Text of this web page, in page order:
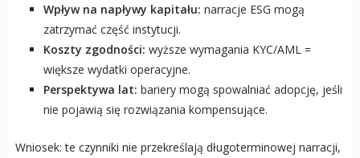
Wpływ na napływy kapitału: narracje ESG mogą
zatrzymać część instytucji.
Koszty zgodności: wyższe wymagania KYC/AML =
większe wydatki operacyjne.
Perspektywa lat: bariery mogą spowalniać adopcję, jeśli
nie pojawią się rozwiązania kompensujące.
Wniosek: te czynniki nie przekreślają długoterminowej narracji,